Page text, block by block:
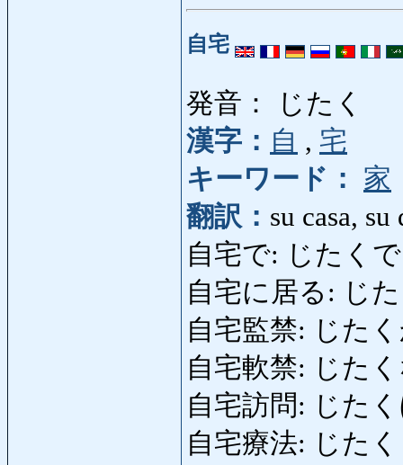
自宅
発音： じたく
漢字： 自 , 宅
キーワード：
家
翻訳： su casa,
自宅で: じたくで
自宅に居る: じ
自宅監禁: じた
自宅軟禁: じた
自宅訪問: じた
自宅療法: じた